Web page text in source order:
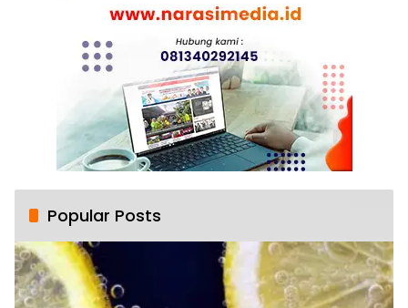
Popular Posts